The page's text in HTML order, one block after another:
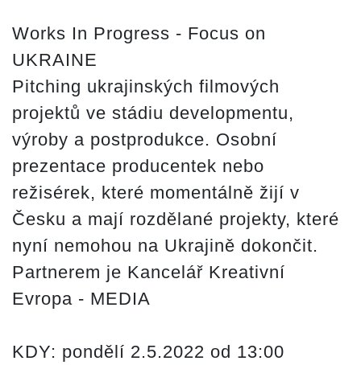
Works In Progress - Focus on
UKRAINE
Pitching ukrajinských filmových
projektů ve stádiu developmentu,
výroby a postprodukce. Osobní
prezentace producentek nebo
režisérek, které momentálně žijí v
Česku a mají rozdělané projekty, které
nyní nemohou na Ukrajině dokončit.
Partnerem je Kancelář Kreativní
Evropa - MEDIA
KDY: pondělí 2.5.2022 od 13:00